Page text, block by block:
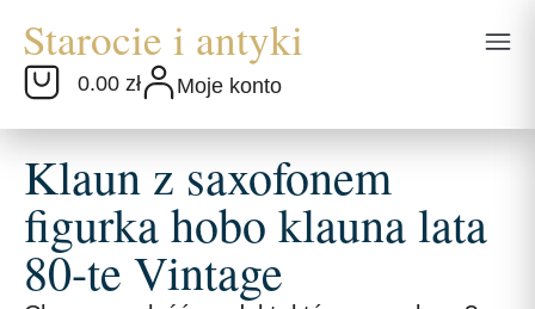
0.00 zł Moje konto
Klaun z saxofonem
figurka hobo klauna lata
80-te Vintage